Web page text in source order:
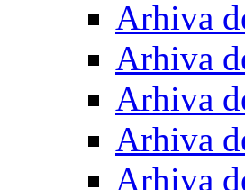
Arhiva
Arhiva
Arhiva
Arhiva
Arhiva